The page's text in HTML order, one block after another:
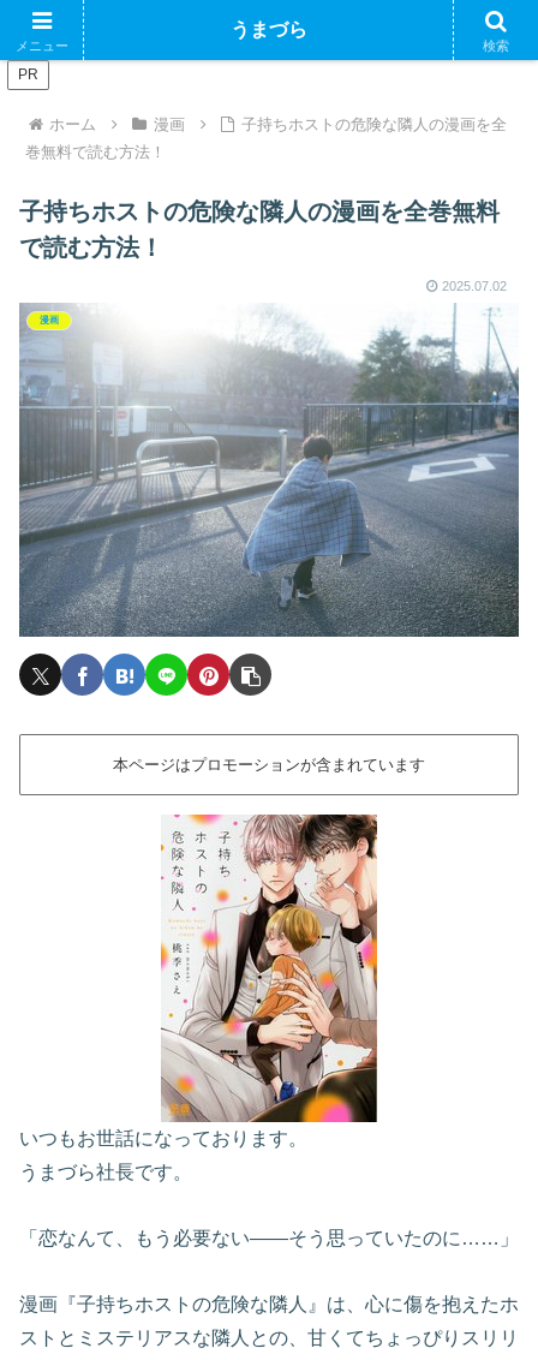
ブログで収益化できるかやってみるブログ
PR
ホーム 漫画
子持ちホストの危険な隣人の漫画を全
巻無料で読む方法！
子持ちホストの危険な隣人の漫画を全巻無料
で読む方法！
2025.07.02
漫画
本ページはプロモーションが含まれています
いつもお世話になっております。
うまづら社長です。
「恋なんて、もう必要ない――そう思っていたのに……」
漫画『子持ちホストの危険な隣人』は、心に傷を抱えたホ
ストとミステリアスな隣人との、甘くてちょっぴりスリリ
メニュー
うまづら
検索